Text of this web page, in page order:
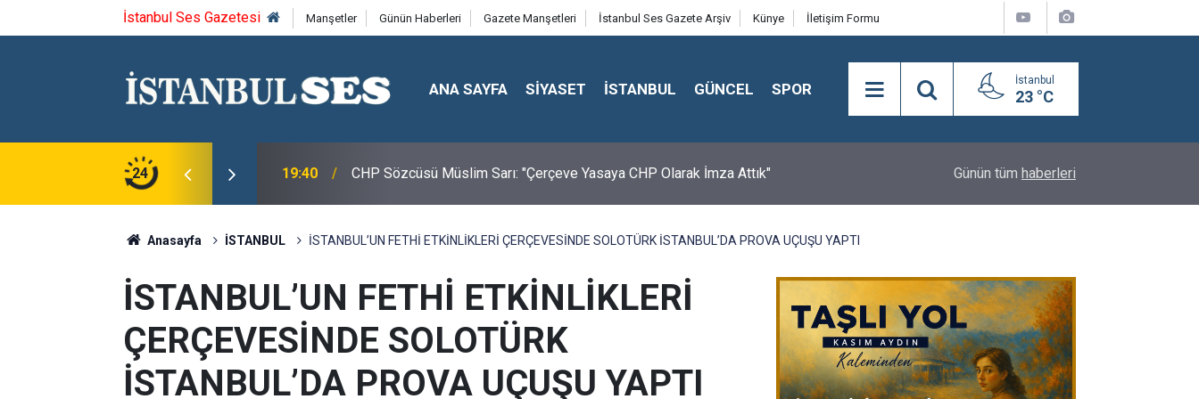
İstanbul Ses Gazetesi Manşetler Günün Haberleri Gazete Manşetleri İstanbul Ses Gazete Arşiv Künye İletişim Formu
ANA SAYFA SİYASET İSTANBUL GÜNCEL SPOR İstanbul
23 °C
24
CHP Spor Kurulu Üyeleri ile Bir Araya
19:40 CHP Sözcüsü Müslim Sarı: "Çerçeve Yasaya CHP Olarak İmza Attık" Y.A.A.Y.D. Derneği Koşusu’nda birinciliğe Kral
Günün tüm haberleri
Anasayfa İSTANBUL İSTANBUL’UN FETHİ ETKİNLİKLERİ ÇERÇEVESİNDE SOLOTÜRK İSTANBUL’DA PROVA UÇUŞU YAPTI
İSTANBUL’UN FETHİ ETKİNLİKLERİ
ÇERÇEVESİNDE SOLOTÜRK
İSTANBUL’DA PROVA UÇUŞU YAPTI